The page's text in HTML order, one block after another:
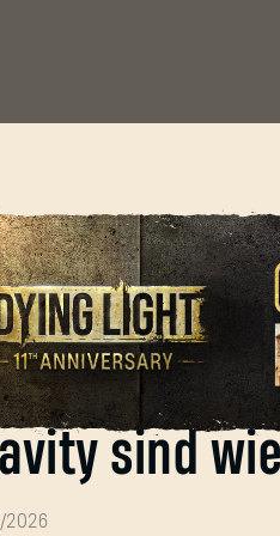
Events
sind
2026